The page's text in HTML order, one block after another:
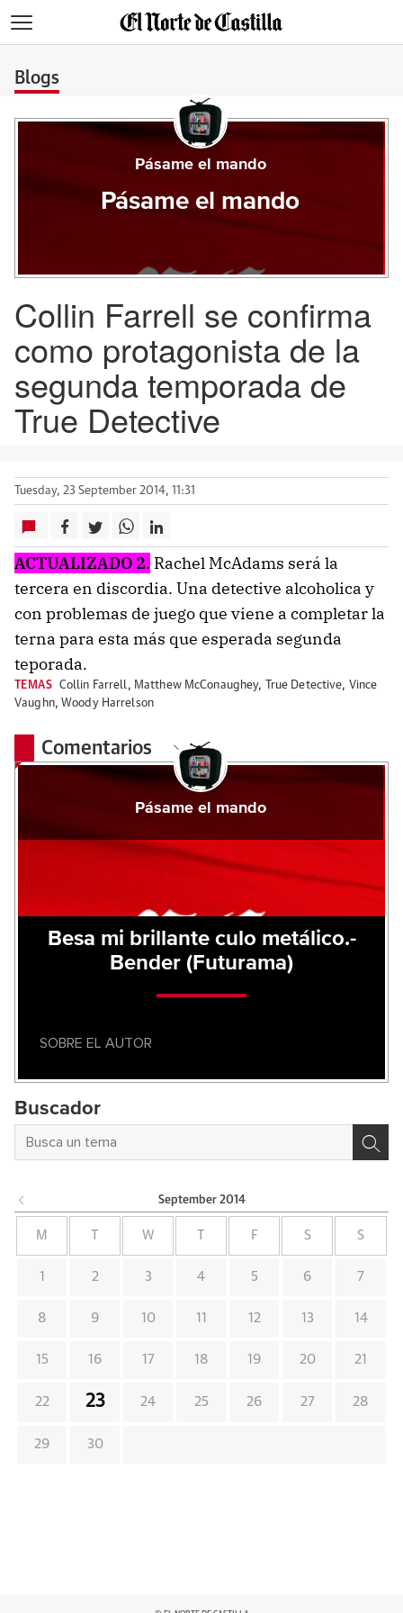
Blogs
Pásame el mando
Pásame el mando
Collin Farrell se confirma
como protagonista de la
segunda temporada de
True Detective
Tuesday, 23 September 2014, 11:31
ACTUALIZADO 2. Rachel McAdams será la
tercera en discordia. Una detective alcoholica y
con problemas de juego que viene a completar la
terna para esta más que esperada segunda
teporada.
TEMAS Collin Farrell, Matthew McConaughey, True Detective, Vince
Vaughn,Woody Harrelson
Comentarios
Pásame el mando
Besa mi brillante culo metálico.-
Bender (Futurama)
SOBRE EL AUTOR
Buscador
September 2014
M W F S S
1 2 3 4 5 6 7
8 9 10 11 12 13 14
15 16 17 18 19 20 21
22 23 24 25 26 27 28
29 30